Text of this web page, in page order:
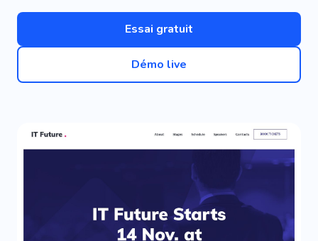
Essai gratuit
Démo live